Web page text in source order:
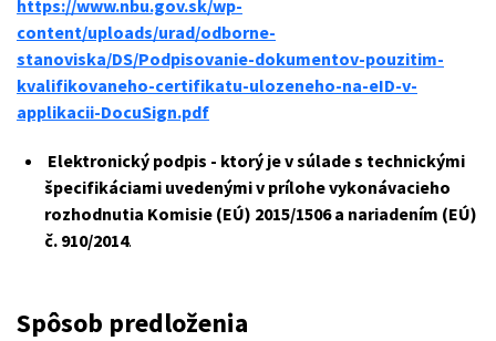
https://www.nbu.gov.sk/wp-
content/uploads/urad/odborne-
stanoviska/DS/Podpisovanie-dokumentov-pouzitim-
kvalifikovaneho-certifikatu-ulozeneho-na-eID-v-
applikacii-DocuSign.pdf
Elektronický podpis - ktorý je v súlade s technickými
špecifikáciami uvedenými v prílohe vykonávacieho
rozhodnutia Komisie (EÚ) 2015/1506 a nariadením (EÚ)
č. 910/2014.
Spôsob predloženia